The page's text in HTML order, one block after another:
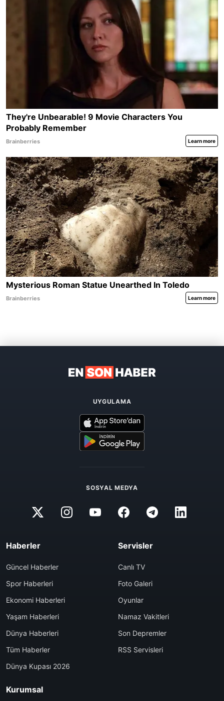
UYGULAMA
SOSYAL MEDYA
Haberler
Güncel Haberler
Spor Haberleri
Ekonomi Haberleri
Yaşam Haberleri
Dünya Haberleri
Tüm Haberler
Dünya Kupası 2026
Servisler
Canlı TV
Foto Galeri
Oyunlar
Namaz Vakitleri
Son Depremler
RSS Servisleri
Kurumsal